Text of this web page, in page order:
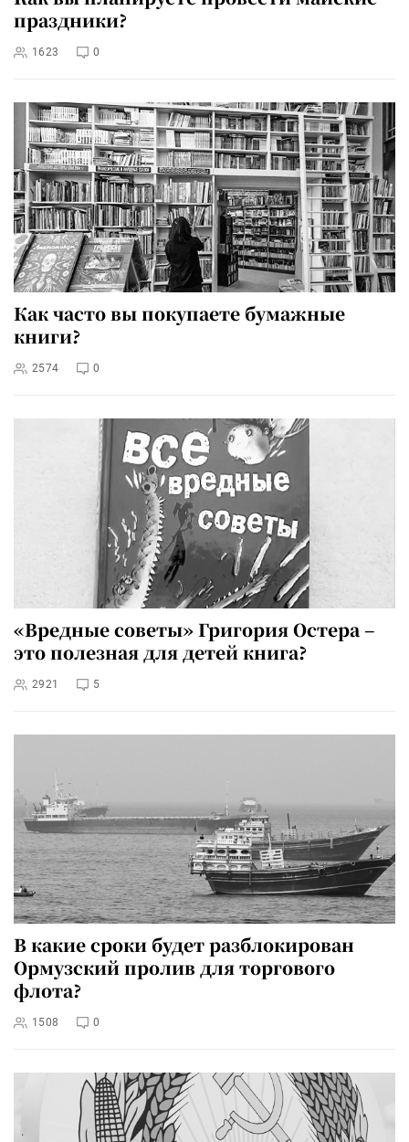
праздники?
1623 0
Как часто вы покупаете бумажные
книги?
2574 0
«Вредные советы» Григория Остера –
это полезная для детей книга?
2921 5
В какие сроки будет разблокирован
Ормузский пролив для торгового
флота?
1508 0